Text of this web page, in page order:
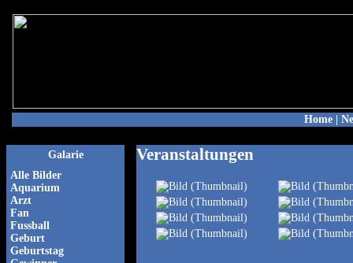
Home
Galarie
Alle Bilder
Aquarium
Arzt
Fan
Fussball
Geburt
Geburtstag
Veranstaltungen